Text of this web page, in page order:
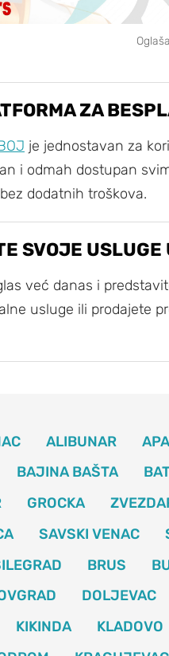
ZA
je jednostavan za
i odmah dostupan
dodatnih troškova.
SVOJE USLUGE
već danas i
usluge ili prodajete
ALIBUNAR
BAJINA BAŠTA
GROCKA
SAVSKI VENAC
BRUS
DOLJEVAC
KIKINDA KLADOVO